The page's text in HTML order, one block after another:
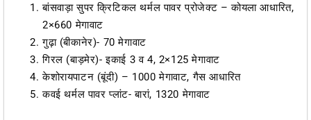
बांसवाड़ा सुपर क्रिटिकल थर्मल पावर प्रोजेक्ट – कोयला आधारित,
2×660 मेगावाट
गुढ़ा (बीकानेर)- 70 मेगावाट
गिरल (बाड़मेर)- इकाई 3 व 4, 2×125 मेगावाट
केशोरायपाटन (बूंदी) – 1000 मेगावाट, गैस आधारित
कवई थर्मल पावर प्लांट- बारां, 1320 मेगावाट